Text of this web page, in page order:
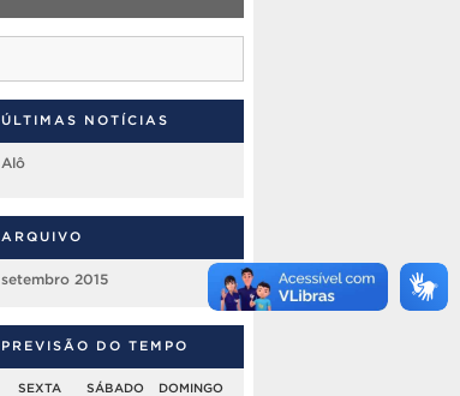
ÚLTIMAS NOTÍCIAS
Alô
ARQUIVO
setembro 2015
PREVISÃO DO TEMPO
SEXTA SÁBADO DOMINGO